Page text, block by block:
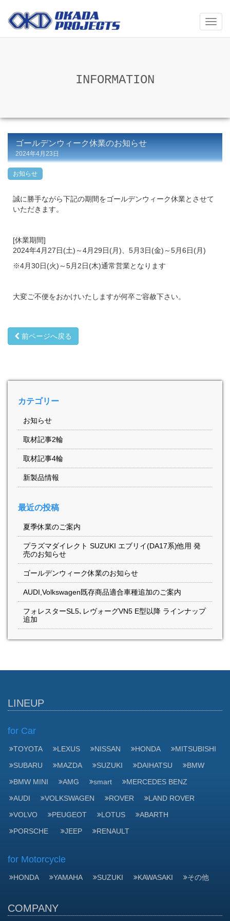
メ
ニ
INFORMATION
ゴールデンウィーク休業のお知らせ
2024年4月23日
お知らせ
誠に勝手ながら下記の期間をゴールデンウィーク休業とさせて
いただきます。
[休業期間]
2024年4月27日(土)～4月29日(月)、5月3日(金)～5月6日(月)
※4月30日(火)～5月2日(木)通常営業となります
大変ご不便をおかけいたしますが何卒ご容赦下さい。
前ページへ戻る
カテゴリー
お知らせ
取材記事2輪
取材記事4輪
新製品情報
最近の投稿
夏季休業のご案内
プラズマダイレクト SUZUKI エブリイ(DA17系)他用 発
売のお知らせ
ゴールデンウィーク休業のお知らせ
AUDI,Volkswagen既存商品適合車種追加のご案内
フォレスターSL5､レヴォーグVN5 E型以降 ラインナップ
追加
LINEUP
for Car
TOYOTA LEXUS NISSAN HONDA
MITSUBISHI
SUBARU
MAZDA SUZUKI DAIHATSU
BMW
BMW MINI
AMG smart
MERCEDES BENZ
AUDI
VOLKSWAGEN ROVER
LAND ROVER
VOLVO
PEUGEOT LOTUS
ABARTH
PORSCHE
JEEP RENAULT
for Motorcycle
HONDA YAMAHA SUZUKI KAWASAKI その他
COMPANY